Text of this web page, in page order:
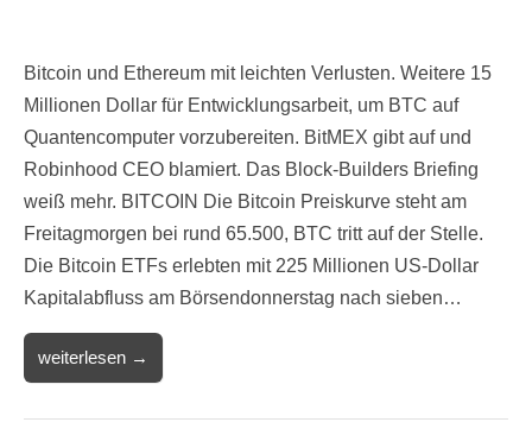
Bitcoin und Ethereum mit leichten Verlusten. Weitere 15
Millionen Dollar für Entwicklungsarbeit, um BTC auf
Quantencomputer vorzubereiten. BitMEX gibt auf und
Robinhood CEO blamiert. Das Block-Builders Briefing
weiß mehr. BITCOIN Die Bitcoin Preiskurve steht am
Freitagmorgen bei rund 65.500, BTC tritt auf der Stelle.
Die Bitcoin ETFs erlebten mit 225 Millionen US-Dollar
Kapitalabfluss am Börsendonnerstag nach sieben…
weiterlesen →